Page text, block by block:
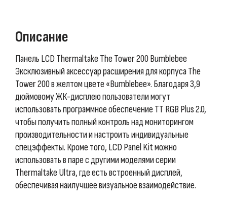
Описание
Панель LCD Thermaltake The Tower 200 Bumblebee
Эксклюзивный аксессуар расширения для корпуса The
Tower 200 в желтом цвете «Bumblebee». Благодаря 3,9
дюймовому ЖК-дисплею пользователи могут
использовать программное обеспечение TT RGB Plus 2.0,
чтобы получить полный контроль над мониторингом
производительности и настроить индивидуальные
спецэффекты. Кроме того, LCD Panel Kit можно
использовать в паре с другими моделями серии
Thermaltake Ultra, где есть встроенный дисплей,
обеспечивая наилучшее визуальное взаимодействие.